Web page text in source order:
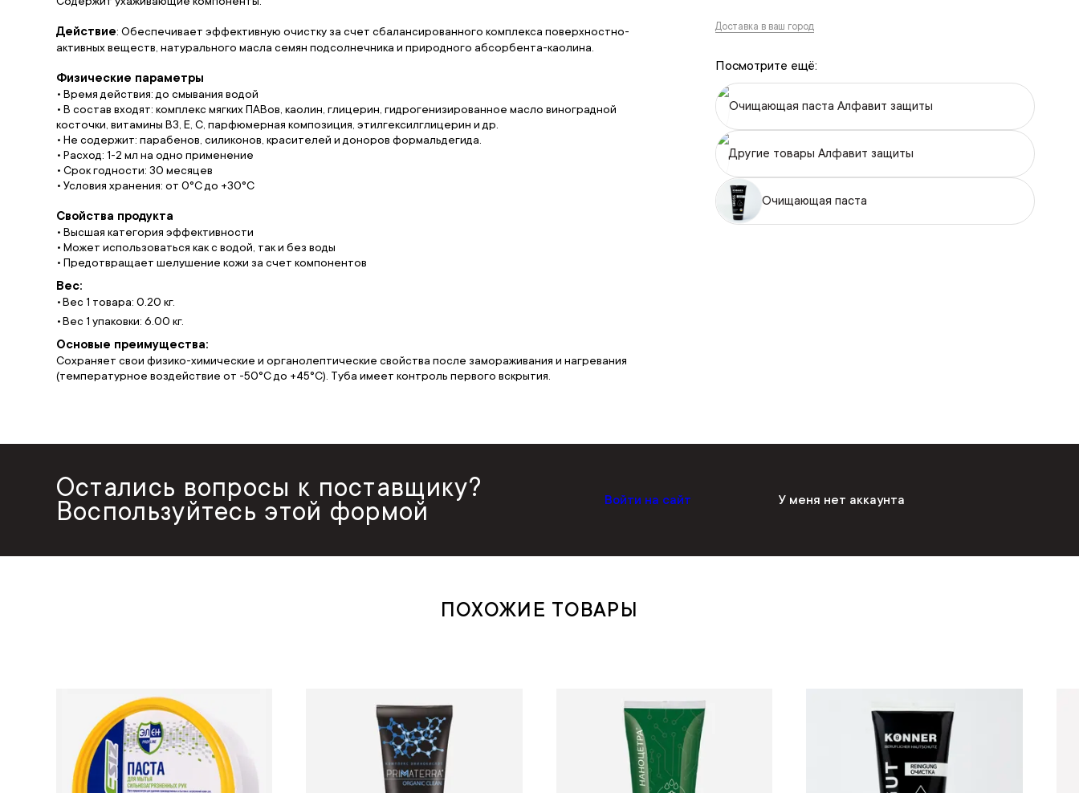
Действие: Обеспечивает эффективную очистку за счет сбалансированного комплекса поверхностно-
активных веществ, натурального масла семян подсолнечника и природного абсорбента-каолина.
Физические параметры
• Время действия: до смывания водой
• В состав входят: комплекс мягких ПАВов, каолин, глицерин, гидрогенизированное масло виноградной
косточки, витамины В3, Е, С, парфюмерная композиция, этилгексилглицерин и др.
• Не содержит: парабенов, силиконов, красителей и доноров формальдегида.
• Расход: 1-2 мл на одно применение
• Cрок годности: 30 месяцев
• Условия хранения: от 0°С до +30°С
Свойства продукта
• Высшая категория эффективности
• Может использоваться как с водой, так и без воды
• Предотвращает шелушение кожи за счет компонентов
Вес:
Вес 1 товара: 0.20 кг.
Вес 1 упаковки: 6.00 кг.
Основые преимущества:
Сохраняет свои физико-химические и органолептические свойства после замораживания и нагревания
(температурное воздействие от -50°С до +45°С). Туба имеет контроль первого вскрытия.
Доставка в ваш город
Посмотрите ещё:
Очищающая паста Алфавит защиты
Другие товары Алфавит защиты
Очищающая паста
Остались вопросы к поставщику?
Воспользуйтесь этой формой
Войти на сайт У меня нет аккаунта
ПОХОЖИЕ ТОВАРЫ